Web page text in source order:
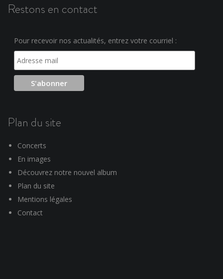
Restons en contact
Pour recevoir nos actualités, entrez votre courriel :
Plan du site
Concerts
En images
Découvrez notre nouvel album
Plan du site
Mentions légales
Contact